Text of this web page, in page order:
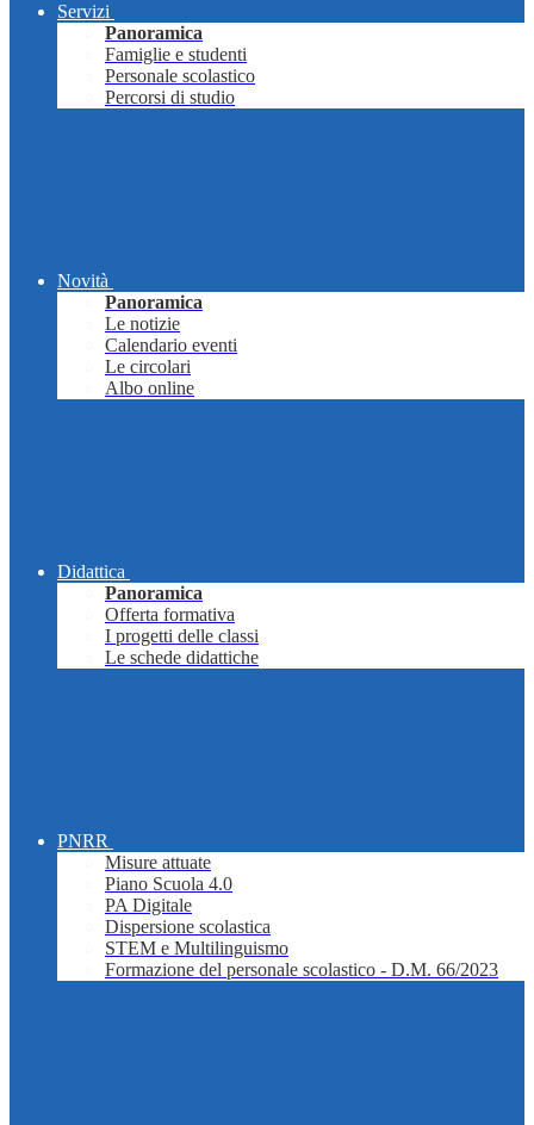
Servizi
Panoramica
Famiglie e studenti
Personale scolastico
Percorsi di studio
Novità
Panoramica
Le notizie
Calendario eventi
Le circolari
Albo online
Didattica
Panoramica
Offerta formativa
I progetti delle classi
Le schede didattiche
PNRR
Misure attuate
Piano Scuola 4.0
PA Digitale
Dispersione scolastica
STEM e Multilinguismo
Formazione del personale scolastico - D.M. 66/2023